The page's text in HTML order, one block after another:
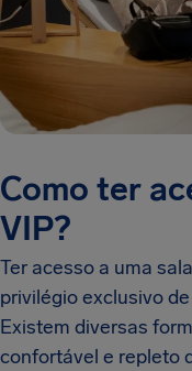
Como ter
VIP?
Ter acesso a uma
privilégio exclusivo
Existem diversas
confortável e repleto